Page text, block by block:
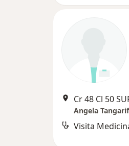
Angela
Visita